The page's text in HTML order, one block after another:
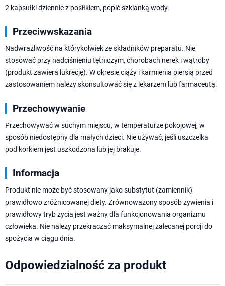
2 kapsułki dziennie z posiłkiem, popić szklanką wody.
Przeciwwskazania
Nadwrażliwość na którykolwiek ze składników preparatu. Nie
stosować przy nadciśnieniu tętniczym, chorobach nerek i wątroby
(produkt zawiera lukrecję). W okresie ciąży i karmienia piersią przed
zastosowaniem należy skonsultować się z lekarzem lub farmaceutą.
Przechowywanie
Przechowywać w suchym miejscu, w temperaturze pokojowej, w
sposób niedostępny dla małych dzieci. Nie używać, jeśli uszczelka
pod korkiem jest uszkodzona lub jej brakuje.
Informacja
Produkt nie może być stosowany jako substytut (zamiennik)
prawidłowo zróżnicowanej diety. Zrównoważony sposób żywienia i
prawidłowy tryb życia jest ważny dla funkcjonowania organizmu
człowieka. Nie należy przekraczać maksymalnej zalecanej porcji do
spożycia w ciągu dnia.
Odpowiedzialność za produkt